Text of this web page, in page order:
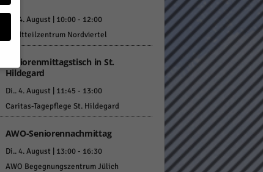
Di.. 4. August | 10:00- 12:00
Stadtteilzentrum Nordviertel
Seniorenmittagstisch in St.
Hildegard
Di.. 4. August | 11:45 - 13:00
Caritas-Tagepflege St. Hildegard
AWO-Seniorennachmittag
Di.. 4. August | 13:00- 16:30
AWO Begegnungszentrum Jülich
z.